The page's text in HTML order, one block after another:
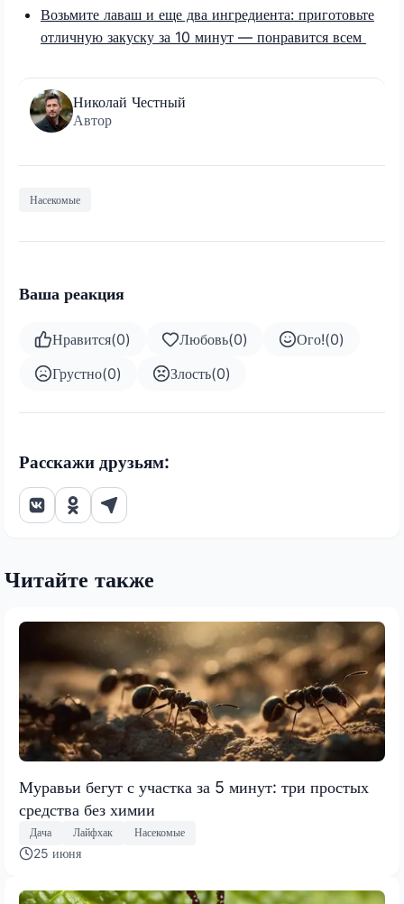
Возьмите лаваш и еще два ингредиента: приготовьте
отличную закуску за 10 минут — понравится всем
Николай Честный
Автор
Насекомые
Ваша реакция
Нравится(0) Любовь(0) Ого!(0)
Грустно(0) Злость(0)
Расскажи друзьям:
Читайте также
Муравьи бегут с участка за 5 минут: три простых
средства без химии
Дача Лайфхак Насекомые
25 июня